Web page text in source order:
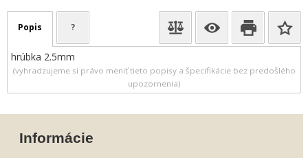
Popis ?
hrúbka 2.5mm
(vyhradzujeme si právo meniť tieto popisy a špecifikácie bez predošlého
upozornenia)
Informácie